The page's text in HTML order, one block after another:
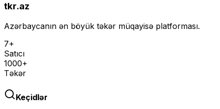
tkr.az
Azərbaycanın ən böyük təkər müqayisə platforması.
7+
Satıcı
1000+
Təkər
Keçidlər